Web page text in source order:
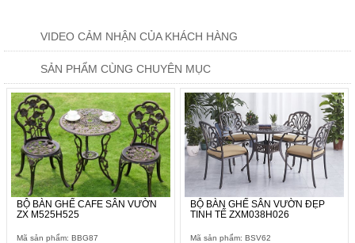
VIDEO CẢM NHẬN CỦA KHÁCH HÀNG
SẢN PHẨM CÙNG CHUYÊN MỤC
BỘ BÀN GHẾ CAFE SÂN VƯỜN
ZX M525H525
Mã sản phẩm: BBG87
BỘ BÀN GHẾ SÂN VƯỜN ĐẸP
TINH TẾ ZXM038H026
Mã sản phẩm: BSV62